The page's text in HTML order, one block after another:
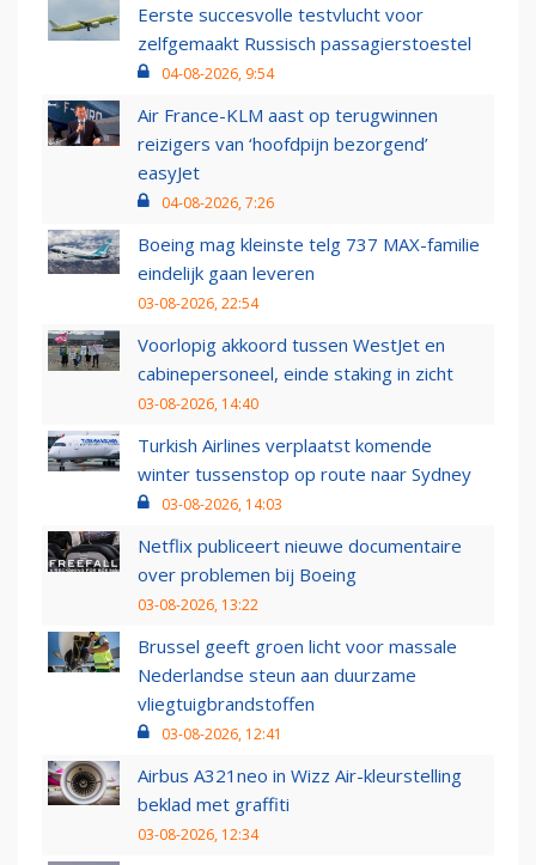
Eerste succesvolle testvlucht voor
zelfgemaakt Russisch passagierstoestel
04-08-2026, 9:54
Air France-KLM aast op terugwinnen
reizigers van ‘hoofdpijn bezorgend’
easyJet
04-08-2026, 7:26
Boeing mag kleinste telg 737 MAX-familie
eindelijk gaan leveren
03-08-2026, 22:54
Voorlopig akkoord tussen WestJet en
cabinepersoneel, einde staking in zicht
03-08-2026, 14:40
Turkish Airlines verplaatst komende
winter tussenstop op route naar Sydney
03-08-2026, 14:03
Netflix publiceert nieuwe documentaire
over problemen bij Boeing
03-08-2026, 13:22
Brussel geeft groen licht voor massale
Nederlandse steun aan duurzame
vliegtuigbrandstoffen
03-08-2026, 12:41
Airbus A321neo in Wizz Air-kleurstelling
beklad met graffiti
03-08-2026, 12:34